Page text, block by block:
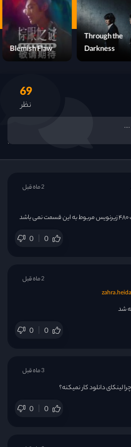
Through the
Darkness
Blemish Flaw
69
نظر
0 0
2 ماه قبل
شد
0 0
2 ماه قبل
لینکای دانلود کار نمیکنه؟
0 0
3 ماه قبل